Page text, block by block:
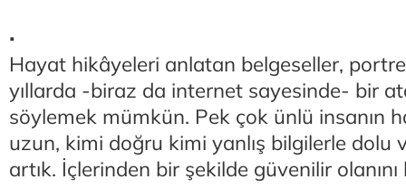
.
Hayat hikâyeleri anlatan belgeseller,
yıllarda -biraz da internet sayesinde- bir
söylemek mümkün. Pek çok ünlü insanın
uzun, kimi doğru kimi yanlış bilgilerle dolu
artık. İçlerinden bir şekilde güvenilir